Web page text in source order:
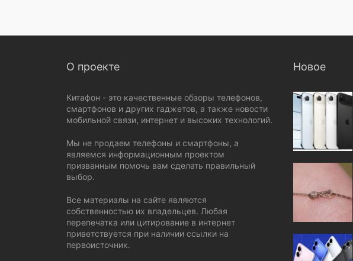
О проекте
Китафон - это качественные обзоры телефонов,
смартфонов и других гаджетов, а также новости
мобильной связи, интернет и высоких технологий.
Мы не продаем телефоны и смартфоны, а
являемся информационным проектом
призванным помочь вам сделать правильный
выбор.
Все материалы на сайте являются
собственностью их владельцев. Любая
перепечатка или цитирование в интернет
приветствуется при наличии ссылки на
первоисточник.
Новое